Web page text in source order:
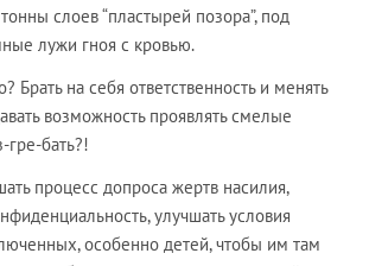
слоев “пластырей позора”, под
лужи гноя с кровью.
Брать на себя ответственность и менять
возможность проявлять смелые
гре-бать?!
процесс допроса жертв насилия,
улучшать условия
особенно детей, чтобы им там